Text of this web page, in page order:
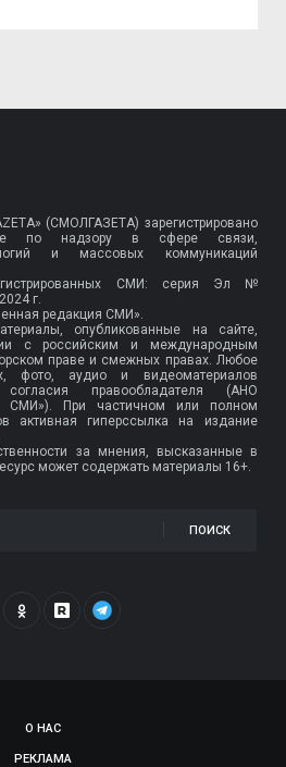
(СМОЛГАЗЕТА) зарегистрировано
по надзору в сфере связи,
и массовых коммуникаций
СМИ: серия Эл №
г.
редакция СМИ».
опубликованные на сайте,
с российским и международным
праве и смежных правах. Любое
фото, аудио и видеоматериалов
правообладателя (АНО
СМИ»). При частичном или полном
активная гиперссылка на издание
за мнения, высказанные в
может содержать материалы 16+.
ПОИСК
О НАС
РЕКЛАМА